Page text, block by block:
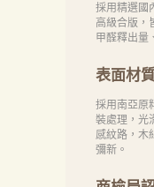
採用精選國
高級合版，
甲醛釋出量
表面材
採用南亞原
裝處理，光
感紋路，木
彌新。